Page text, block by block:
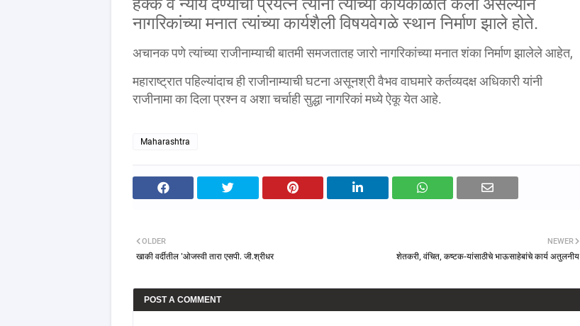
हक्क व न्याय देण्याचा प्रयत्न त्यांनी त्यांच्या कार्यकाळात केला असल्याने
नागरिकांच्या मनात त्यांच्या कार्यशैली विषयवेगळे स्थान निर्माण झाले होते.
अचानक पणे त्यांच्या राजीनाम्याची बातमी समजतातह जारो नागरिकांच्या मनात शंका निर्माण झालेले आहेत,
महाराष्ट्रात पहिल्यांदाच ही राजीनाम्याची घटना असूनश्री वैभव वाघमारे कर्तव्यदक्ष अधिकारी यांनी
राजीनामा का दिला प्रश्न व अशा चर्चाही सुद्धा नागरिकां मध्ये ऐकू येत आहे.
Maharashtra
NEWER
शेतकरी, वंचित, कष्टक-यांसाठीचे भाऊसाहेबांचे कार्य अतुलनीय
OLDER
खाकी वर्दीतील 'ओजस्वी तारा एसपी. जी.श्रीधर
POST A COMMENT